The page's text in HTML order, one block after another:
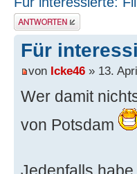
Antwort erstellen
Für
von Icke46 » 13.
Wer damit
von Potsdam